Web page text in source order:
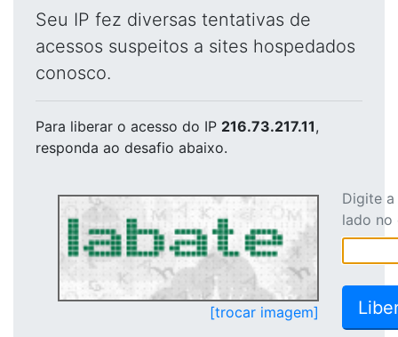
Seu IP fez diversas tentativas de
acessos suspeitos a sites hospedados
conosco.
Para liberar o acesso do IP 216.73.217.11,
responda ao desafio abaixo.
[trocar imagem]
Digite
lado no